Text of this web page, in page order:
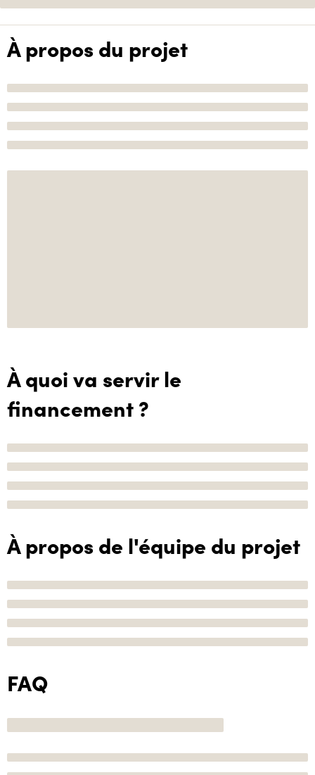
À propos du projet
À quoi va servir le
financement ?
À propos de l'équipe du projet
FAQ